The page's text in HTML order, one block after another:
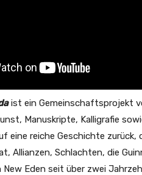
ist ein Gemeinschaftsprojekt
Manuskripte, Kalligrafie
eine reiche Geschichte
Allianzen, Schlachten, die
New Eden seit über zwei